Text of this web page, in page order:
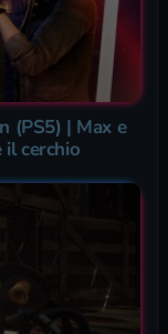
(PS5) | Max e
il cerchio